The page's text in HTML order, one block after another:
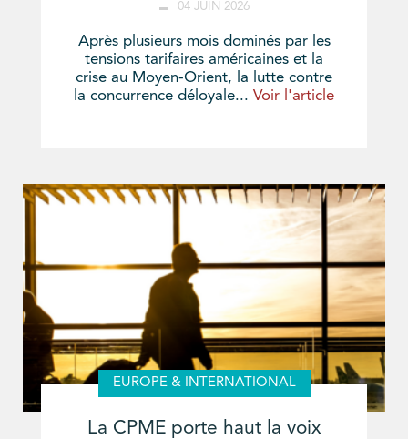
04 JUIN 2026
Après plusieurs mois dominés par les
tensions tarifaires américaines et la
crise au Moyen-Orient, la lutte contre
la concurrence déloyale... Voir l'article
EUROPE & INTERNATIONAL
La CPME porte haut la voix